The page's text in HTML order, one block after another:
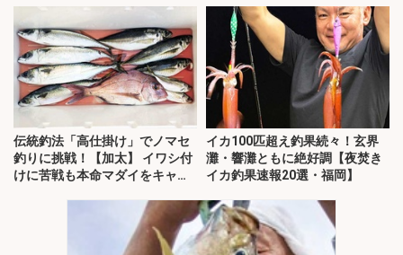
伝統釣法「高仕掛け」でノマセ
釣りに挑戦！【加太】 イワシ付
けに苦戦も本命マダイをキャッ
イカ100匹超え釣果続々！玄界
灘・響灘ともに絶好調【夜焚き
イカ釣果速報20選・福岡】